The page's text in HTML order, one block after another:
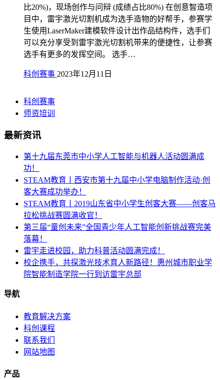
比20%)，现场创作与问辩 (成绩占比80%) 在创意智造项
目中，雷宇激光切割机成为选手造物的好帮手，参赛学
生使用LaserMaker建模软件设计出作品结构件，选手们
可以充分享受到雷宇激光切割机带来的便捷性，让参赛
选手有更多的发挥空间。 选手…
科创赛事 2023年12月11日
科创赛事
师资培训
最新资讯
第十九届东莞市中小学人工智能与机器人活动圆满成
功！
STEAM教育丨西安市第十九届中小学电脑制作活动·创
客大赛成功举办！
STEAM教育丨2019山东省中小学生创客大赛——创客马
拉松挑战赛圆满收官！
第三届“童创未来”全国青少年人工智能创新挑战赛完美
落幕！
雷宇走进校园，助力科普活动圆满完成！
校企携手，共探激光技术育人新路径！惠州城市职业学
院智能制造学院一行到访雷宇总部
导航
教育解决方案
科创课程
联系我们
网站地图
产品